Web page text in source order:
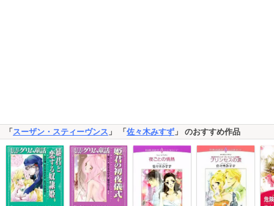
「 スーザン・スティーヴンス 」 「 佐々木みすず 」 のおすすめ作品